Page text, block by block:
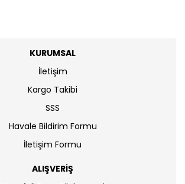
KURUMSAL
İletişim
Kargo Takibi
SSS
Havale Bildirim Formu
İletişim Formu
ALIŞVERİŞ